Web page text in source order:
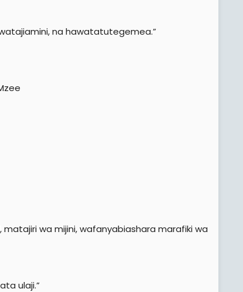
na hawatatutegemea.”
wa mijini, wafanyabiashara marafiki wa
ulaji.”